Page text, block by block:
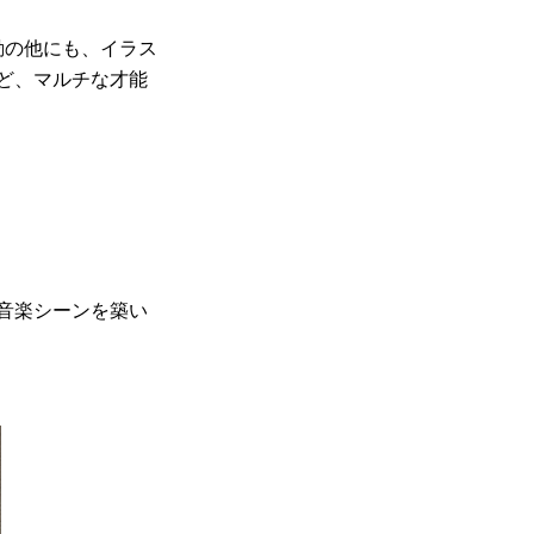
他にも、イラス
、マルチな才能
楽シーンを築い